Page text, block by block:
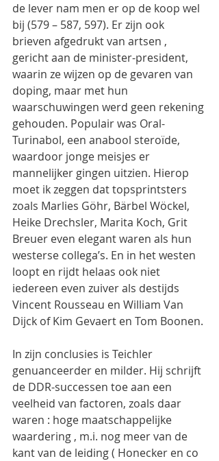
de lever nam men er op de koop wel
bij (579 – 587, 597). Er zijn ook
brieven afgedrukt van artsen ,
gericht aan de minister-president,
waarin ze wijzen op de gevaren van
doping, maar met hun
waarschuwingen werd geen rekening
gehouden. Populair was Oral-
Turinabol, een anabool steroïde,
waardoor jonge meisjes er
mannelijker gingen uitzien. Hierop
moet ik zeggen dat topsprintsters
zoals Marlies Göhr, Bärbel Wöckel,
Heike Drechsler, Marita Koch, Grit
Breuer even elegant waren als hun
westerse collega’s. En in het westen
loopt en rijdt helaas ook niet
iedereen even zuiver als destijds
Vincent Rousseau en William Van
Dijck of Kim Gevaert en Tom Boonen.
In zijn conclusies is Teichler
genuanceerder en milder. Hij schrijft
de DDR-successen toe aan een
veelheid van factoren, zoals daar
waren : hoge maatschappelijke
waardering , m.i. nog meer van de
kant van de leiding ( Honecker en co